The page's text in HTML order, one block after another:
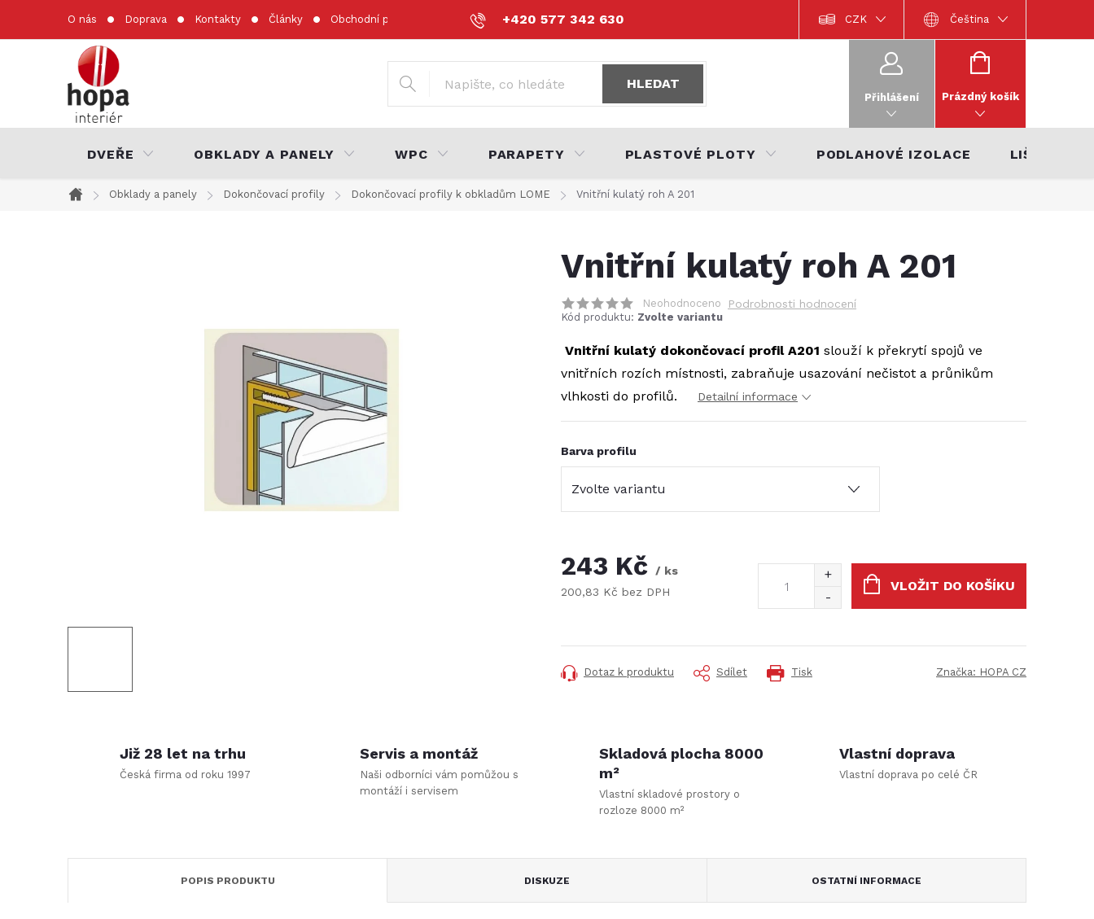
+420 577 342 630
O nás Doprava Kontakty Články Obchodní podmínky Podmínky ochrany osobních údajů Dokumentace k výrobkům Katalog interiérů 2022
CZK Čeština
HLEDAT
Přihlášení
NÁKUPNÍ
Prázdný košík
DVEŘE OBKLADY A PANELY WPC PARAPETY PLASTOVÉ PLOTY PODLAHOVÉ IZOLACE LIŠTY
Domů
Obklady a panely Dokončovací profily Dokončovací profily k obkladům LOME Vnitřní kulatý roh A 201
Vnitřní kulatý roh A 201
Neohodnoceno Podrobnosti hodnocení
Kód produktu: Zvolte variantu
Vnitřní kulatý dokončovací profil A201 slouží k překrytí spojů ve
vnitřních rozích místnosti, zabraňuje usazování nečistot a průnikům
vlhkosti do profilů.
Detailní informace
Barva profilu
243 Kč
/ ks
200,83 Kč bez DPH
VLOŽIT DO KOŠÍKU
Tisk
Dotaz k produktu Sdílet Značka: HOPA CZ
Již 28 let na trhu
Česká firma od roku 1997
Servis a montáž
Naši odborníci vám pomůžou s
montáží i servisem
Skladová plocha 8000
m²
Vlastní skladové prostory o
rozloze 8000 m²
Vlastní doprava
Vlastní doprava po celé ČR
POPIS PRODUKTU DISKUZE OSTATNÍ INFORMACE